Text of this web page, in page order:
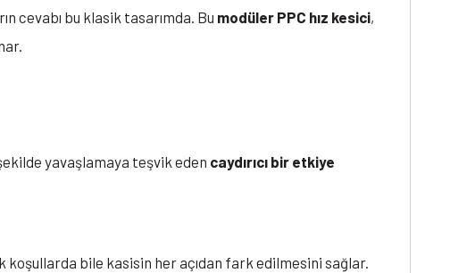
cevabı bu klasik tasarımda. Bu modüler PPC hız kesici,
yavaşlamaya teşvik eden caydırıcı bir etkiye
koşullarda bile kasisin her açıdan fark edilmesini sağlar.